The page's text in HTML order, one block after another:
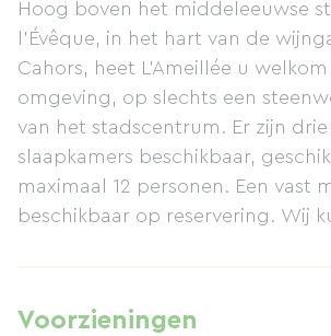
Hoog boven het middeleeuwse
l'Évêque, in het hart van de
Cahors, heet L'Ameillée u
omgeving, op slechts een
van het stadscentrum. Er zijn
slaapkamers beschikbaar,
maximaal 12 personen. Een vast
beschikbaar op reservering. Wij
organiseren. Speciale
Voorzieningen